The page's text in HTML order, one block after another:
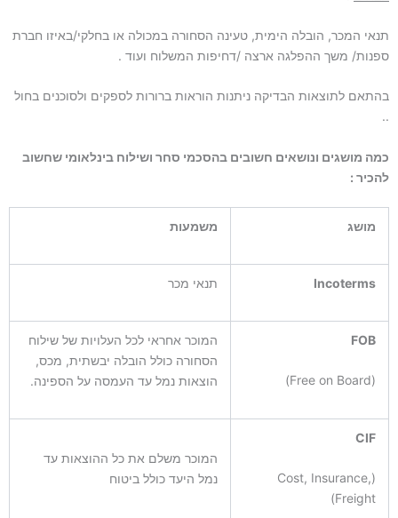
תנאי המכר, הובלה הימית, טעינה הסחורה במכולה או בחלקי/באיזו חברת
ספנות/ משך ההפלגה ארצה /דחיפות המשלוח ועוד .
בהתאם לתוצאות הבדיקה ניתנות הוראות ברורות לספקים ולסוכנים בחול
..
כמה מושגים ונושאים חשובים בהסכמי סחר ושילוח בינלאומי שחשוב
להכיר :
מושג משמעות
Incoterms תנאי מכר
FOB
(Free on Board)
המוכר אחראי לכל העלויות של שילוח
הסחורה כולל הובלה יבשתית, מכס,
הוצאות נמל עד העמסה על הספינה.
CIF
(Cost, Insurance,
Freight)
המוכר משלם את כל ההוצאות עד
נמל היעד כולל ביטוח